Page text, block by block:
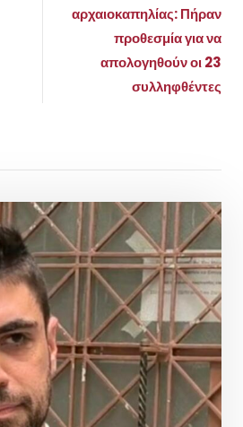
αρχαιοκαπηλίας: Πήραν
προθεσμία για να
απολογηθούν οι 23
συλληφθέντες